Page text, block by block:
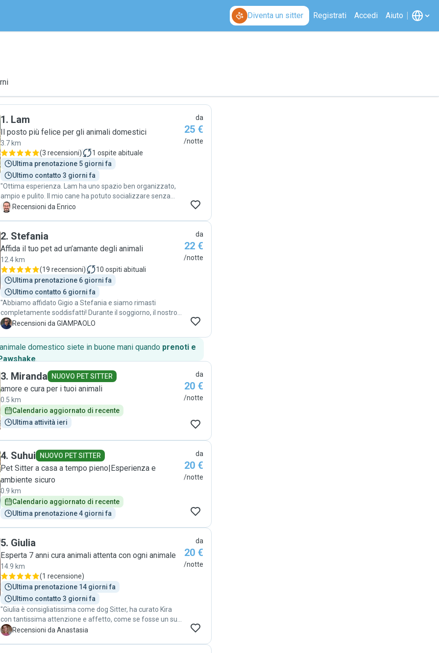
Diventa un sitter Registrati Accedi Aiuto
1. Lam
Il posto più felice per gli animali domestici
3.7 km
(3 recensioni) 1 ospite abituale
Ultima prenotazione 5 giorni fa
Ultimo contatto 3 giorni fa
"Ottima esperienza. Lam ha uno spazio ben organizzato,
ampio e pulito. Il mio cane ha potuto socializzare senza
problemi con gli altri ospiti. Si è ambientato subito e l'ho
E Recensioni da Enrico
da
25 €
/notte
2. Stefania
Affida il tuo pet ad un’amante degli animali
12.4 km
(19 recensioni) 10 ospiti abituali
Ultima prenotazione 6 giorni fa
Ultimo contatto 6 giorni fa
"Abbiamo affidato Gigio a Stefania e siamo rimasti
completamente soddisfatti! Durante il soggiorno, il nostro
cane è stato sempre ben curato: pulito, felice e visibilmente
tranquilli sapendo che stava bene. Le strutture sono pulite e
sicure, e gli animali hanno spazio sufficiente per muoversi e
giocare. È evidente che mettono tanta attenzione nel
gestire i cani con dolcezza e pazienza. Lo consiglio
vivamente a chiunque cerchi una pensione affidabile per il
proprio amico a quattro zampe. Torneremo con certezza! "
G Recensioni da GIAMPAOLO
da
22 €
/notte
domestico siete in buone mani quando prenoti e
.
3. Miranda NUOVO PET SITTER
amore e cura per i tuoi animali
0.5 km
Calendario aggiornato di recente
Ultima attività ieri
da
20 €
/notte
4. Suhui NUOVO PET SITTER
Pet Sitter a casa a tempo pieno|Esperienza e
ambiente sicuro
0.9 km
Calendario aggiornato di recente
Ultima prenotazione 4 giorni fa
da
20 €
/notte
5. Giulia
Esperta 7 anni cura animali attenta con ogni animale
14.9 km
(1 recensione)
Ultima prenotazione 14 giorni fa
Ultimo contatto 3 giorni fa
"Giulia è consigliatissima come dog Sitter, ha curato Kira
con tantissima attenzione e affetto, come se fosse un suo
cagnolino. Mi mandava aggiornamenti con foto e video più
A Recensioni da Anastasia
da
20 €
/notte